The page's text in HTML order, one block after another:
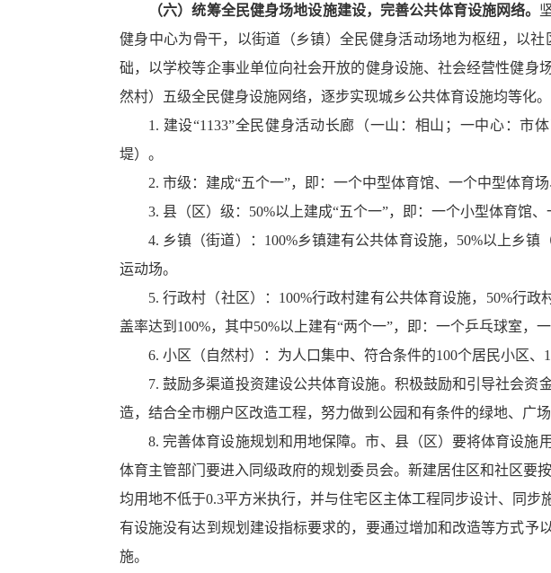
（六）统筹全民健身场地设施建设，完善公共体育设施网络。
健身中心为骨干，以街道（乡镇）全民健身活动场地为枢纽，以
础，以学校等企事业单位向社会开放的健身设施、社会经营性健身
然村）五级全民健身设施网络，逐步实现城乡公共体育设施均等化。
1. 建设“1133”全民健身活动长廊（一山：相山；一中心：
堤）。
2. 市级：建成“五个一”，即：一个中型体育馆、一个中型体育
3. 县（区）级：50%以上建成“五个一”，即：一个小型体育馆
4. 乡镇（街道）：100%乡镇建有公共体育设施，50%以上乡
运动场。
5. 行政村（社区）：100%行政村建有公共体育设施，50%行
盖率达到100%，其中50%以上建有“两个一”，即：一个乒乓球室，
6. 小区（自然村）：为人口集中、符合条件的100个居民小区、
7. 鼓励多渠道投资建设公共体育设施。积极鼓励和引导社会
造，结合全市棚户区改造工程，努力做到公园和有条件的绿地、广
8. 完善体育设施规划和用地保障。市、县（区）要将体育设施
体育主管部门要进入同级政府的规划委员会。新建居住区和社区要
均用地不低于0.3平方米执行，并与住宅区主体工程同步设计、同
有设施没有达到规划建设指标要求的，要通过增加和改造等方式
施。